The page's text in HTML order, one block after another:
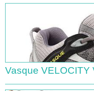
Vasque VELOCITY